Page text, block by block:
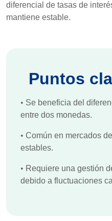
diferencial de tasas de
mantiene estable.
Puntos
• Se beneficia del
entre dos monedas.
• Común en mercados
estables.
• Requiere una gestión
debido a fluctuaciones